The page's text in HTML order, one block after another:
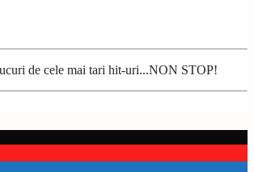
de cele mai tari hit-uri...NON STOP!